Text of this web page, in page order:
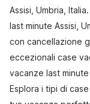
Assisi, Umbria,
last minute Assisi,
con cancellazione
eccezionali case
vacanze last
Esplora i tipi di